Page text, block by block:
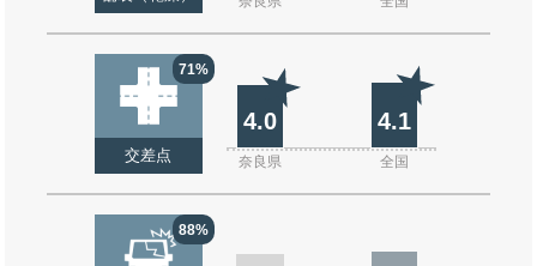
71%
交差点
4.0 4.1
奈良県 全国
88%